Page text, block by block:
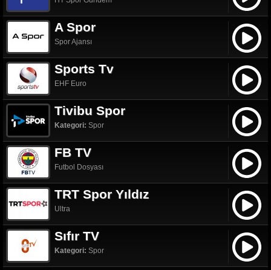
A Spor
Spor Ajansı
Sports Tv
EHF Euro
Tivibu Spor
Kategori: Spor
FB TV
Futbol Dosyası
TRT Spor Yıldız
Ultra
Sıfır TV
Kategori: Spor